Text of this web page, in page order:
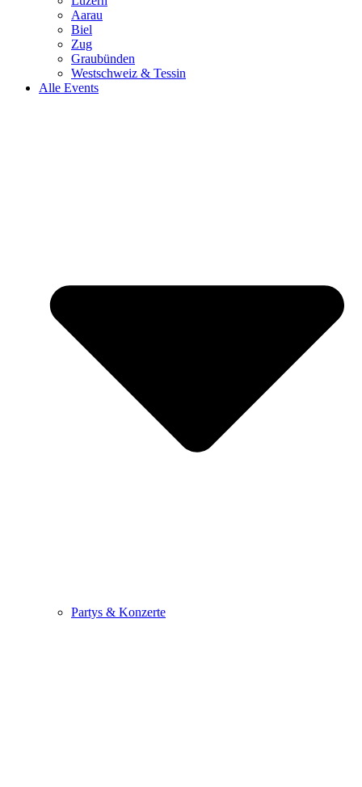
Aarau
Biel
Zug
Graubünden
Westschweiz & Tessin
Alle Events
Partys & Konzerte